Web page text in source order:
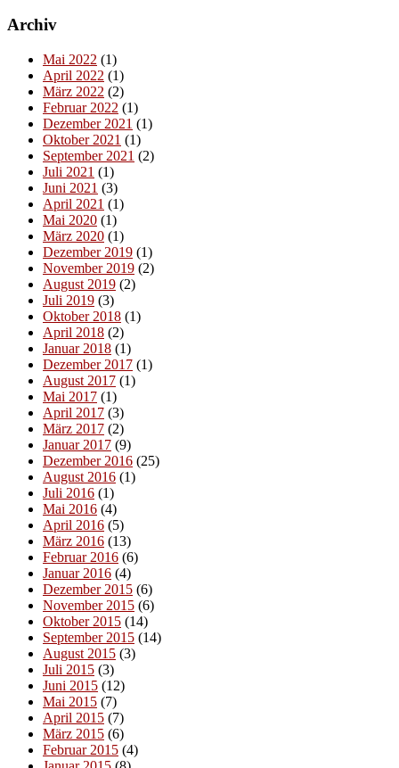
Archiv
Mai 2022 (1)
April 2022 (1)
März 2022 (2)
Februar 2022 (1)
Dezember 2021 (1)
Oktober 2021 (1)
September 2021 (2)
Juli 2021 (1)
Juni 2021 (3)
April 2021 (1)
Mai 2020 (1)
März 2020 (1)
Dezember 2019 (1)
November 2019 (2)
August 2019 (2)
Juli 2019 (3)
Oktober 2018 (1)
April 2018 (2)
Januar 2018 (1)
Dezember 2017 (1)
August 2017 (1)
Mai 2017 (1)
April 2017 (3)
März 2017 (2)
Januar 2017 (9)
Dezember 2016 (25)
August 2016 (1)
Juli 2016 (1)
Mai 2016 (4)
April 2016 (5)
März 2016 (13)
Februar 2016 (6)
Januar 2016 (4)
Dezember 2015 (6)
November 2015 (6)
Oktober 2015 (14)
September 2015 (14)
August 2015 (3)
Juli 2015 (3)
Juni 2015 (12)
Mai 2015 (7)
April 2015 (7)
März 2015 (6)
Februar 2015 (4)